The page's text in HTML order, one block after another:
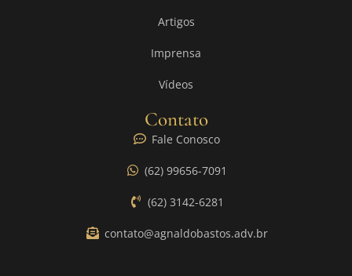
Artigos
Imprensa
Vídeos
Contato
Fale Conosco
(62) 99656-7091
(62) 3142-6281
contato@agnaldobastos.adv.br